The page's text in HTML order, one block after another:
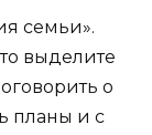
семьи».
выделите
о
планы и с